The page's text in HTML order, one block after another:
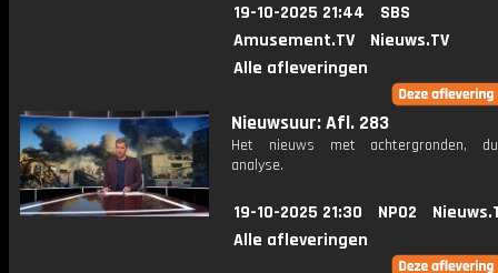
19-10-2025 21:44
SBS
Amusement.TV
Nieuws.TV
Alle afleveringen
Nieuwsuur: Afl. 283
Het nieuws met achtergronden,
analyse.
19-10-2025 21:30 NPO2
Alle afleveringen